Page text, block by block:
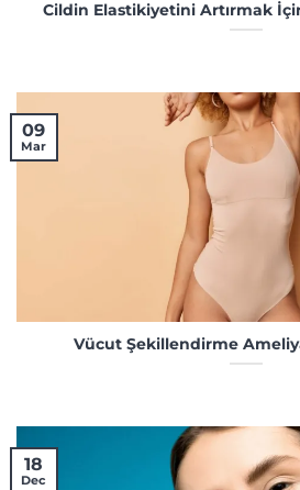
Cildin Elastikiyetini Artırmak
Vücut Şekillendirme
09
Mar
18
Dec